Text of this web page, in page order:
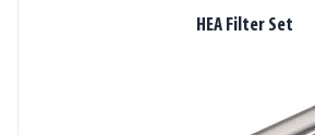
HEA Filter Set